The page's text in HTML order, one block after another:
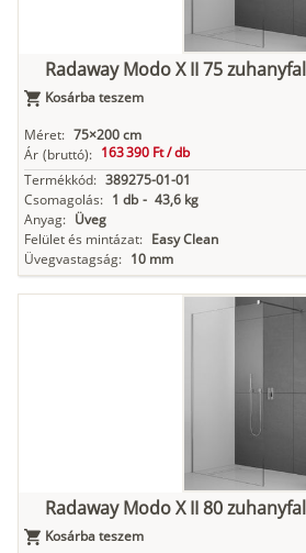
Radaway Modo X II 75
Kosárba teszem
Méret: 75×200 cm
Ár (bruttó): 163 390 Ft /db
Termékkód: 389275-01-01
Csomagolás: 1 db - 43,6 kg
Anyag: Üveg
Felület és mintázat: Easy Clean
Üvegvastagság: 10 mm
Radaway Modo X II 80
Kosárba teszem